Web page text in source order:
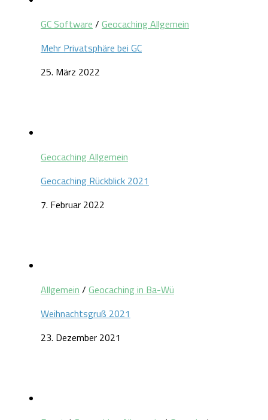
GC Software / Geocaching Allgemein
Mehr Privatsphäre bei GC
25. März 2022
Geocaching Allgemein
Geocaching Rückblick 2021
7. Februar 2022
Allgemein / Geocaching in Ba-Wü
Weihnachtsgruß 2021
23. Dezember 2021